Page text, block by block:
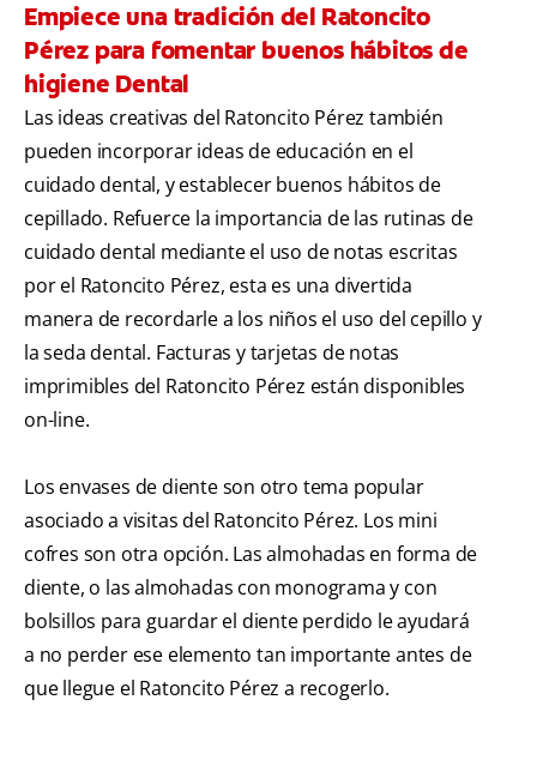
Empiece una tradición del Ratoncito
Pérez para fomentar buenos hábitos de
higiene Dental
Las ideas creativas del Ratoncito Pérez también
pueden incorporar ideas de educación en el
cuidado dental, y establecer buenos hábitos de
cepillado. Refuerce la importancia de las rutinas de
cuidado dental mediante el uso de notas escritas
por el Ratoncito Pérez, esta es una divertida
manera de recordarle a los niños el uso del cepillo y
la seda dental. Facturas y tarjetas de notas
imprimibles del Ratoncito Pérez están disponibles
on-line.
Los envases de diente son otro tema popular
asociado a visitas del Ratoncito Pérez. Los mini
cofres son otra opción. Las almohadas en forma de
diente, o las almohadas con monograma y con
bolsillos para guardar el diente perdido le ayudará
a no perder ese elemento tan importante antes de
que llegue el Ratoncito Pérez a recogerlo.